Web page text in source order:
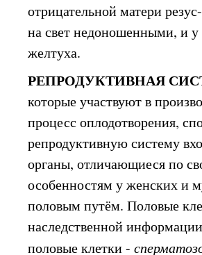
отрицательной матери
на свет недоношенными, и у
желтуха.
РЕПРОДУКТИВНАЯ
которые участвуют в
процесс оплодотворения,
репродуктивную систему
органы, отличающиеся по
особенностям у женских и
половым путём. Половые
наследственной
половые клетки -